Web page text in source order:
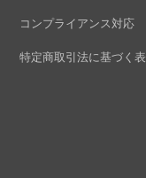
コンプライアンス対応
特定商取引法に基づく